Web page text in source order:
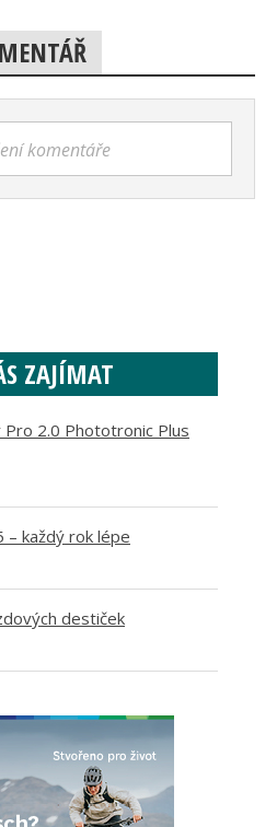
komentáře
ZAJÍMAT
Pro 2.0 Phototronic Plus
každý rok lépe
destiček